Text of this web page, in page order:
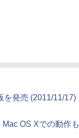
を発売 (2011/11/17)
OS Xでの動作も